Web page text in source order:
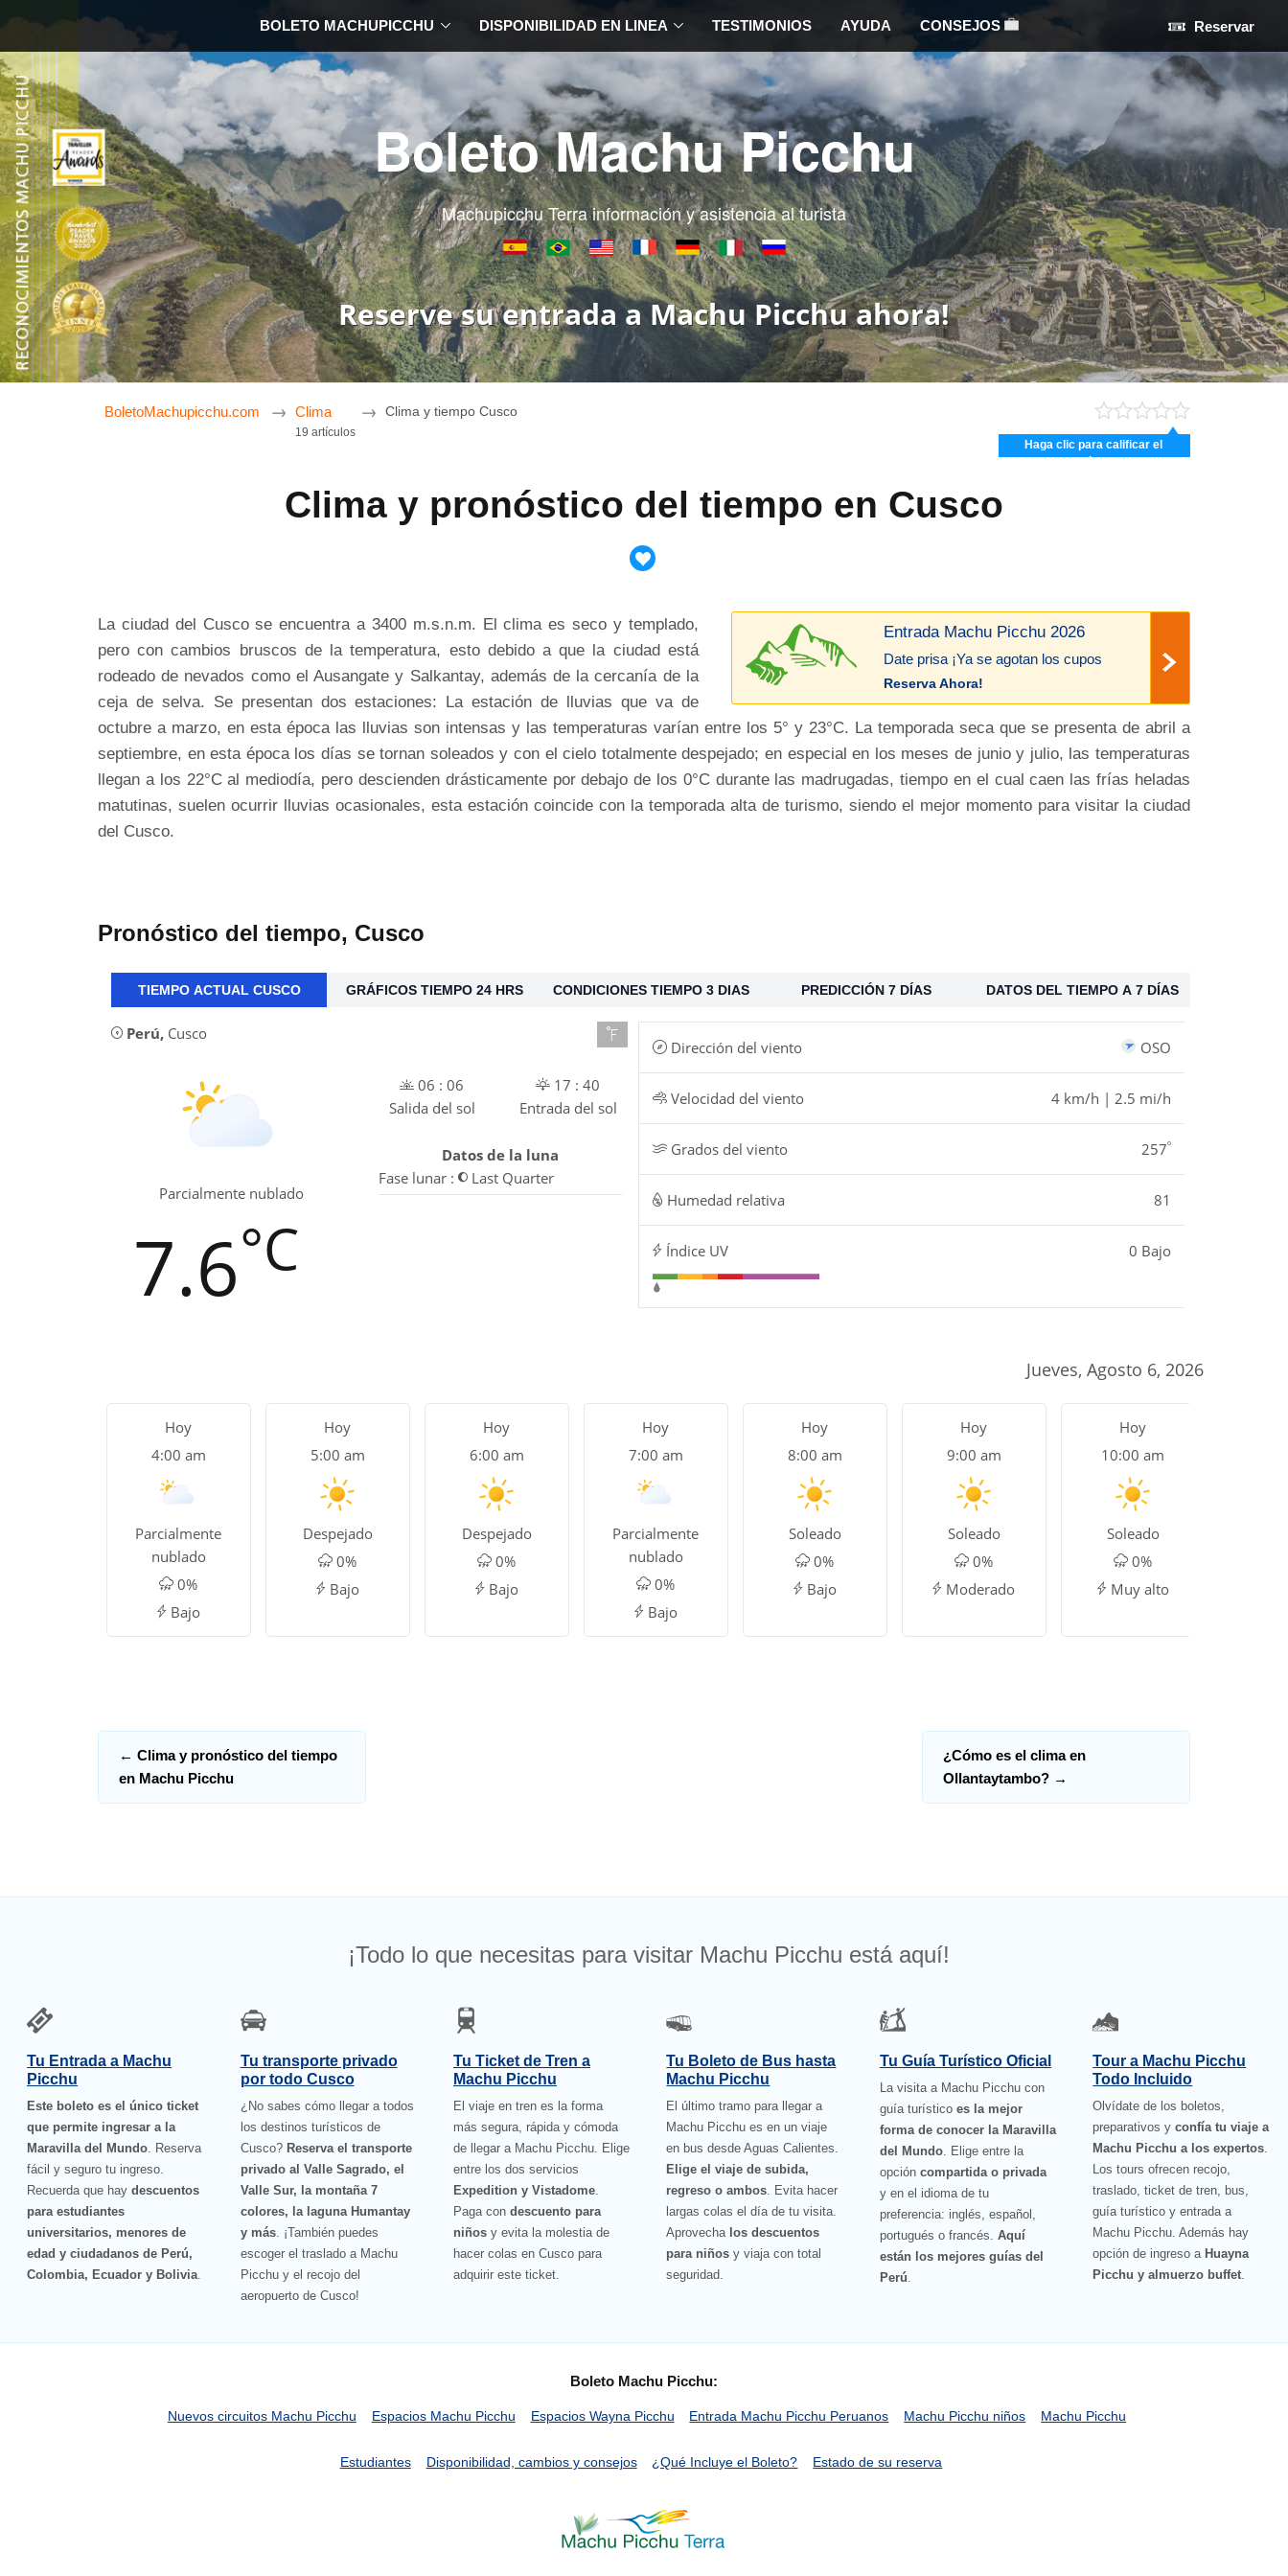
BOLETO MACHUPICCHU DISPONIBILIDAD EN LINEA TESTIMONIOS AYUDA CONSEJOS Reservar
Boleto Machu Picchu
Machupicchu Terra información y asistencia al turista
Reserve su entrada a Machu Picchu ahora!
BoletoMachupicchu.com Clima
19 artículos
Clima y tiempo Cusco
Haga clic para calificar el
Clima y pronóstico del tiempo en Cusco
Entrada Machu Picchu 2026
Date prisa ¡Ya se agotan los cupos
Reserva Ahora!
La ciudad del Cusco se encuentra a 3400 m.s.n.m. El clima es seco y templado,
pero con cambios bruscos de la temperatura, esto debido a que la ciudad está
rodeado de nevados como el Ausangate y Salkantay, además de la cercanía de la
ceja de selva. Se presentan dos estaciones: La estación de lluvias que va de
octubre a marzo, en esta época las lluvias son intensas y las temperaturas varían entre los 5° y 23°C. La temporada seca que se presenta de abril a
septiembre, en esta época los días se tornan soleados y con el cielo totalmente despejado; en especial en los meses de junio y julio, las temperaturas
llegan a los 22°C al mediodía, pero descienden drásticamente por debajo de los 0°C durante las madrugadas, tiempo en el cual caen las frías heladas
matutinas, suelen ocurrir lluvias ocasionales, esta estación coincide con la temporada alta de turismo, siendo el mejor momento para visitar la ciudad
del Cusco.
Pronóstico del tiempo, Cusco
TIEMPO ACTUAL CUSCO GRÁFICOS TIEMPO 24 HRS CONDICIONES TIEMPO 3 DIAS PREDICCIÓN 7 DÍAS DATOS DEL TIEMPO A 7 DÍAS
Perú, Cusco
Parcialmente nublado
7.6°C
06 : 06
Salida del sol
17 : 40
Entrada del sol
Datos de la luna
Fase lunar :
Last Quarter
Dirección del viento OSO
Velocidad del viento 4 km/h | 2.5 mi/h
Grados del viento 257º
Humedad relativa 81
Índice UV 0 Bajo
Jueves, Agosto 6, 2026
Hoy
4:00 am
Parcialmente
nublado
0%
Bajo
Hoy
5:00 am
Despejado
0%
Bajo
Hoy
6:00 am
Despejado
0%
Bajo
Hoy
7:00 am
Parcialmente
nublado
0%
Bajo
Hoy
8:00 am
Soleado
0%
Bajo
Hoy
9:00 am
Soleado
0%
Moderado
Hoy
10:00 am
Soleado
0%
Muy alto
← Clima y pronóstico del tiempo
en Machu Picchu
¿Cómo es el clima en
Ollantaytambo? →
¡Todo lo que necesitas para visitar Machu Picchu está aquí!
Tu Entrada a Machu
Picchu
Este boleto es el único ticket
que permite ingresar a la
Maravilla del Mundo . Reserva
fácil y seguro tu ingreso.
Recuerda que haydescuentos
para estudiantes
universitarios, menores de
edad y ciudadanos de Perú,
Colombia, Ecuador y Bolivia
Tu transporte privado
por todo Cusco
¿No sabes cómo llegar a todos
los destinos turísticos de
Cusco? Reserva el transporte
privado al Valle Sagrado, el
Valle Sur, la montaña 7
colores, la laguna Humantay
y más. ¡También puedes
escoger el traslado a Machu
Picchu y el recojo del
aeropuerto de Cusco!
Tu Ticket de Tren a
Machu Picchu
El viaje en tren es la forma
más segura, rápida y cómoda
de llegar a Machu Picchu. Elige
entre los dos servicios
Expedition y Vistadome
Paga con descuento para
niños y evita la molestia de
hacer colas en Cusco para
adquirir este ticket.
Tu Boleto de Bus hasta
Machu Picchu
El último tramo para llegar a
Machu Picchu es en un viaje
en bus desde Aguas Calientes.
Elige el viaje de subida,
regreso o ambos . Evita hacer
largas colas el día de tu visita.
Aprovecha los descuentos
para niños y viaja con total
seguridad.
Tu Guía Turístico Oficial
La visita a Machu Picchu con
guía turísticoes la mejor
forma de conocer la Maravilla
del Mundo. Elige entre la
opción compartida o privada
y en el idioma de tu
preferencia: inglés, español,
portugués o francés. Aquí
están los mejores guías del
Perú
Tour a Machu Picchu
Todo Incluido
Olvídate de los boletos,
preparativos yconfía tu viaje a
Machu Picchu a los expertos
Los tours ofrecen recojo,
traslado, ticket de tren, bus,
guía turístico y entrada a
Machu Picchu. Además hay
opción de ingreso a Huayna
Picchu y almuerzo buffet
Boleto Machu Picchu:
Nuevos circuitos Machu Picchu Espacios Machu Picchu Espacios Wayna Picchu Entrada Machu Picchu Peruanos Machu Picchu niños Machu Picchu
Estudiantes Disponibilidad, cambios y consejos ¿Qué Incluye el Boleto? Estado de su reserva